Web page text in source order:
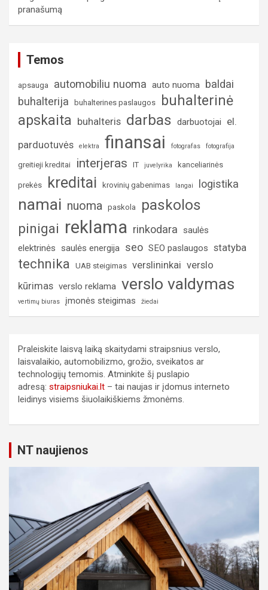
pranašumą
Temos
apsauga automobiliu nuoma auto nuoma
baldai
buhalterija
buhalterines paslaugos
buhalterinė
apskaita
buhalteris darbas darbuotojai el.
parduotuvės elektra finansai fotografas fotografija
greitieji kreditai interjeras IT juvelyrika kanceliarinės
prekės kreditai krovinių gabenimas langai logistika
namai nuoma paskola paskolos
pinigai reklama rinkodara
saulės
elektrinės
saulės energija seo SEO paslaugos statyba
technika UAB steigimas verslininkai verslo
kūrimas verslo reklama verslo valdymas
vertimų biuras įmonės steigimas žiedai
Praleiskite laisvą laiką skaitydami straipsnius verslo,
laisvalaikio, automobilizmo, grožio, sveikatos ar
technologijų temomis. Atminkite šį puslapio
adresą: straipsniukai.lt – tai naujas ir įdomus interneto
leidinys visiems šiuolaikiškiems žmonėms.
NT naujienos